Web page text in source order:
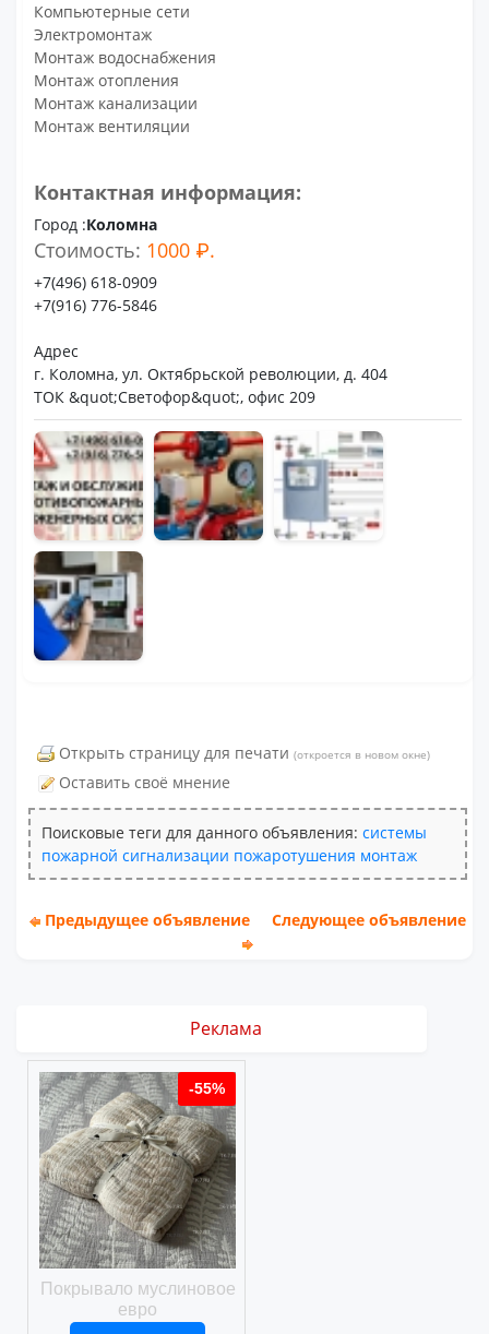
Компьютерные сети
Электромонтаж
Монтаж водоснабжения
Монтаж отопления
Монтаж канализации
Монтаж вентиляции
Контактная информация:
Город :Коломна
Стоимость: 1000 ₽.
+7(496) 618-0909
+7(916) 776-5846
Адрес
г. Коломна, ул. Октябрьской революции, д. 404
ТОК &quot;Светофор&quot;, офис 209
Открыть страницу для печати (откроется в новом окне)
Оставить своё мнение
Поисковые теги для данного объявления:системы
пожарной сигнализации пожаротушения монтаж
Предыдущее объявление Следующее объявление
Реклама
-55%
Покрывало муслиновое
евро